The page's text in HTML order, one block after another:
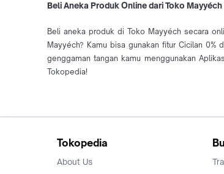
Beli Aneka Produk Online dari Toko Mayyéch
Beli aneka produk di Toko Mayyéch secara
Mayyéch? Kamu bisa gunakan fitur Cicilan
genggaman tangan kamu menggunakan
Tokopedia!
Tokopedia
About Us